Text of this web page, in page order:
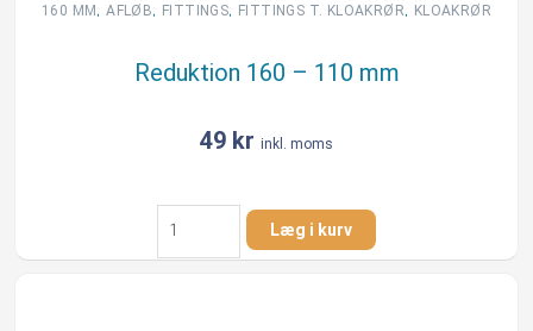
160 MM ,AFLØB, FITTINGS, FITTINGS T. KLOAKRØR, KLOAKRØR
Reduktion 160 – 110 mm
49 kr inkl. moms
Reduktion
160
-
Læg i kurv